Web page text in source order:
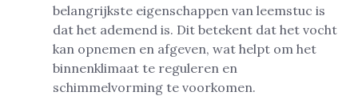
belangrijkste eigenschappen van leemstuc is
dat het ademend is. Dit betekent dat het vocht
kan opnemen en afgeven, wat helpt om het
binnenklimaat te reguleren en
schimmelvorming te voorkomen.